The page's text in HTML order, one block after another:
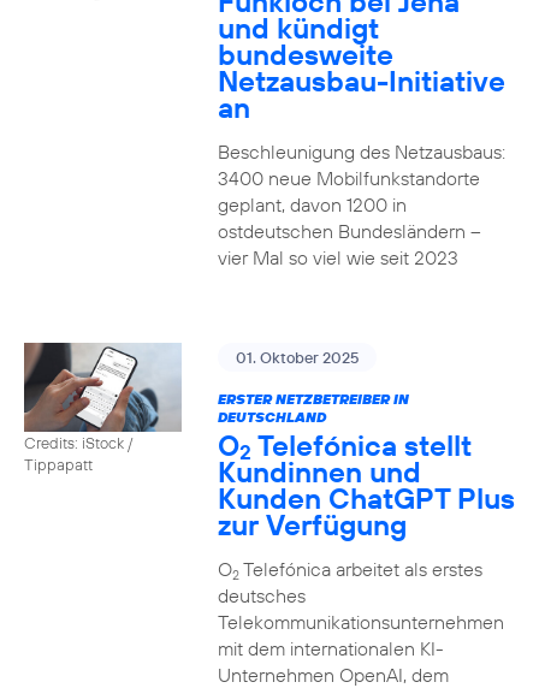
und kündigt
bundesweite
Netzausbau-Initiative
an
Beschleunigung des Netzausbaus:
3400 neue Mobilfunkstandorte
geplant, davon 1200 in
ostdeutschen Bundesländern –
vier Mal so viel wie seit 2023
Credits: iStock /
Tippapatt
01. Oktober 2025
ERSTER NETZBETREIBER IN
DEUTSCHLAND
O2 Telefónica stellt
Kundinnen und
Kunden ChatGPT Plus
zur Verfügung
O2Telefónica arbeitet als erstes
deutsches
Telekommunikationsunternehmen
mit dem internationalen KI-
Unternehmen OpenAI, dem